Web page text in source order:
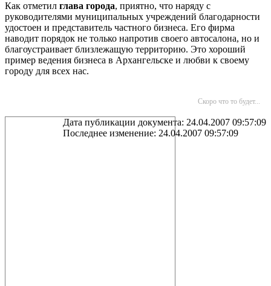
Как отметил глава города, приятно, что наряду с
руководителями муниципальных учреждений благодарности
удостоен и представитель частного бизнеса. Его фирма
наводит порядок не только напротив своего автосалона, но и
благоустраивает близлежащую территорию. Это хороший
пример ведения бизнеса в Архангельске и любви к своему
городу для всех нас.
Скоро что то будет...
Дата публикации документа: 24.04.2007 09:57:09
Последнее изменение: 24.04.2007 09:57:09